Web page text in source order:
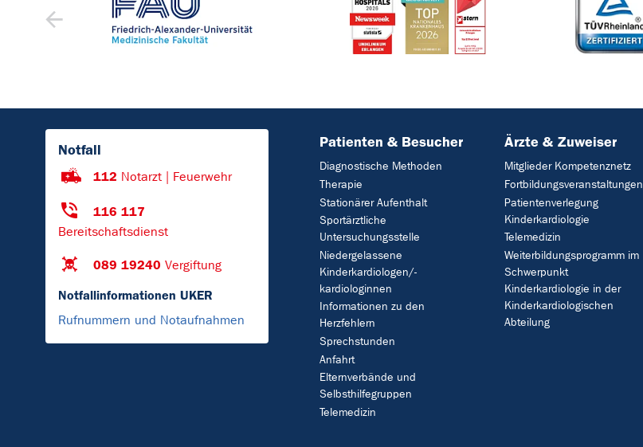
Notfall
112 Notarzt | Feuerwehr
116 117
Bereitschaftsdienst
089 19240 Vergiftung
Notfallinformationen UKER
Rufnummern und Notaufnahmen
Patienten & Besucher
Diagnostische Methoden
Therapie
Stationärer Aufenthalt
Sportärztliche
Untersuchungsstelle
Niedergelassene
Kinderkardiologen/-
kardiologinnen
Informationen zu den
Herzfehlern
Sprechstunden
Anfahrt
Elternverbände und
Selbsthilfegruppen
Telemedizin
Ärzte & Zuweiser
Mitglieder Kompetenznetz
Fortbildungsveranstaltungen
Patientenverlegung
Kinderkardiologie
Telemedizin
Weiterbildungsprogramm im
Schwerpunkt
Kinderkardiologie in der
Kinderkardiologischen
Abteilung